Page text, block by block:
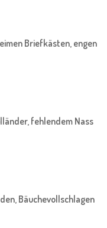
Briefkästen, engen
fehlendem Nass
Bäuchevollschlagen